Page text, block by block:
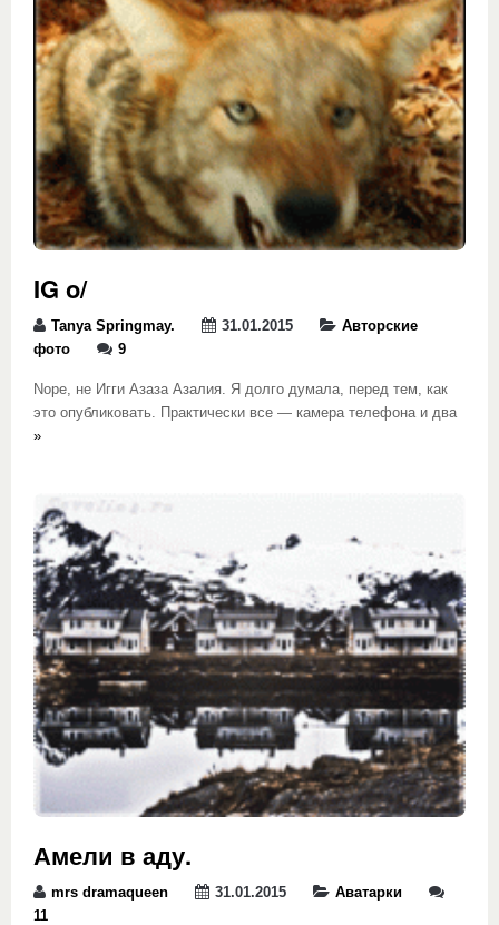
IG o/
Tanya Springmay. 31.01.2015
Авторские
фото
9
Nope, не Игги Азаза Азалия. Я долго думала, перед тем, как
это опубликовать. Практически все — камера телефона и два
»
Амели в аду.
mrs dramaqueen 31.01.2015
Аватарки
11